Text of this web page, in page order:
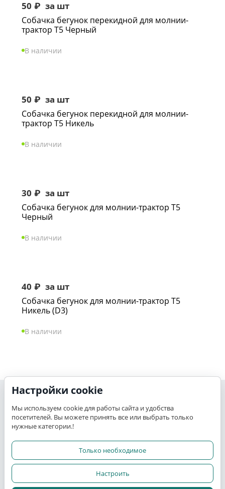
50 ₽ за шт
Собачка бегунок перекидной для молнии-
трактор Т5 Черный
В наличии
50 ₽ за шт
Собачка бегунок перекидной для молнии-
трактор Т5 Никель
В наличии
30 ₽ за шт
Собачка бегунок для молнии-трактор Т5
Черный
В наличии
40 ₽ за шт
Собачка бегунок для молнии-трактор Т5
Никель (D3)
В наличии
Моя учетная запись
K-TEX
Прочее
Настройки cookie
Мы используем cookie для работы сайта и удобства
посетителей. Вы можете принять все или выбрать только
нужные категории.!
Только необходимое
Настроить